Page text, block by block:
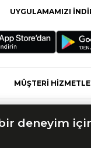
UYGULAMAMIZI
MÜŞTERİ
deneyim